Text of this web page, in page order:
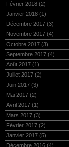
Février 2018 (2)
Janvier 2018 (1)
Décembre 2017 (3)
Novembre 2017 (4)
Octobre 2017 (3)
Septembre 2017 (4)
Août 2017 (1)
Juillet 2017 (2)
Juin 2017 (3)
Mai 2017 (2)
Avril 2017 (1)
Mars 2017 (3)
Février 2017 (2)
Janvier 2017 (5)
Décembre 2016 (4)